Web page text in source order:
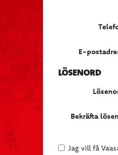
E-
LÖSENORD
Bekräfta
Jag vill få